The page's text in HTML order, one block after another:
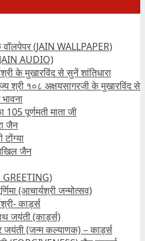
वॉलपेपर (JAIN WALLPAPER)
AUDIO)
के मुखारविंद से सुनें शांतिधारा
श्री १०८ अक्षयसागरजी के मुखारविंद से
105 पूर्णमती माता जी
जैन
जैन
GREETING)
(आचार्यश्री जन्मोत्सव)
कार्ड्स
जयंती (कार्ड्स)
जयंती (जन्म कल्याणक) – कार्ड्स